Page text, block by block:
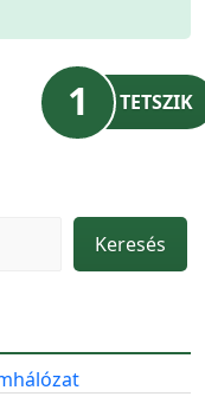
1 TETSZIK
Keresés